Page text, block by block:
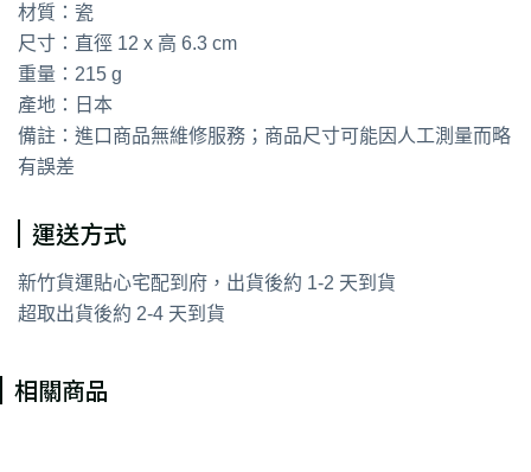
材質：瓷
尺寸：直徑 12 x 高 6.3 cm
重量：215 g
產地：日本
備註：進口商品無維修服務；商品尺寸可能因人工測量而略
有誤差
運送方式
新竹貨運貼心宅配到府，出貨後約 1-2 天到貨
超取出貨後約 2-4 天到貨
相關商品